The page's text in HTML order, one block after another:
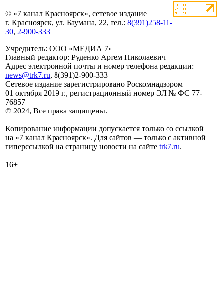
© «7 канал Красноярск», сетевое издание
г. Красноярск, ул. Баумана, 22, тел.: 8(391)258-11-
30, 2-900-333
Учредитель: ООО «МЕДИА 7»
Главный редактор: Руденко Артем Николаевич
Адрес электронной почты и номер телефона редакции:
news@trk7.ru, 8(391)2-900-333
Сетевое издание зарегистрировано Роскомнадзором
01 октября 2019 г., регистрационный номер ЭЛ № ФС 77-
76857
© 2024, Все права защищены.
Копирование информации допускается только со ссылкой
на «7 канал Красноярск». Для сайтов — только с активной
гиперссылкой на страницу новости на сайте trk7.ru.
16+